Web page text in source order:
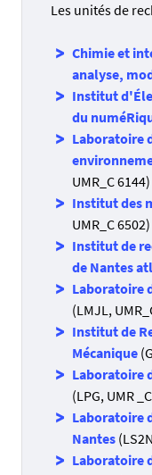
Les unités de
Chimie et
analyse,
Institut
du
Laboratoire
UMR_C 6144)
Institut des
UMR_C 6502)
Institut de
de Nantes
Laboratoire
(LMJL,
Institut de
Mécanique
Laboratoire
(LPG, UMR
Laboratoire
Nantes
Laboratoire